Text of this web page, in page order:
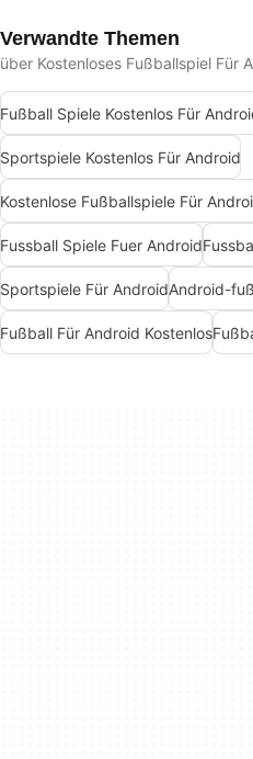
Verwandte Themen
über Kostenloses Fußballspiel Für
Fußball Spiele Kostenlos Für
Sportspiele Kostenlos Für Android
Kostenlose Fußballspiele Für
Fussball Spiele Fuer Android
Sportspiele Für AndroidAndroid-
Fußball Für Android Kostenlos